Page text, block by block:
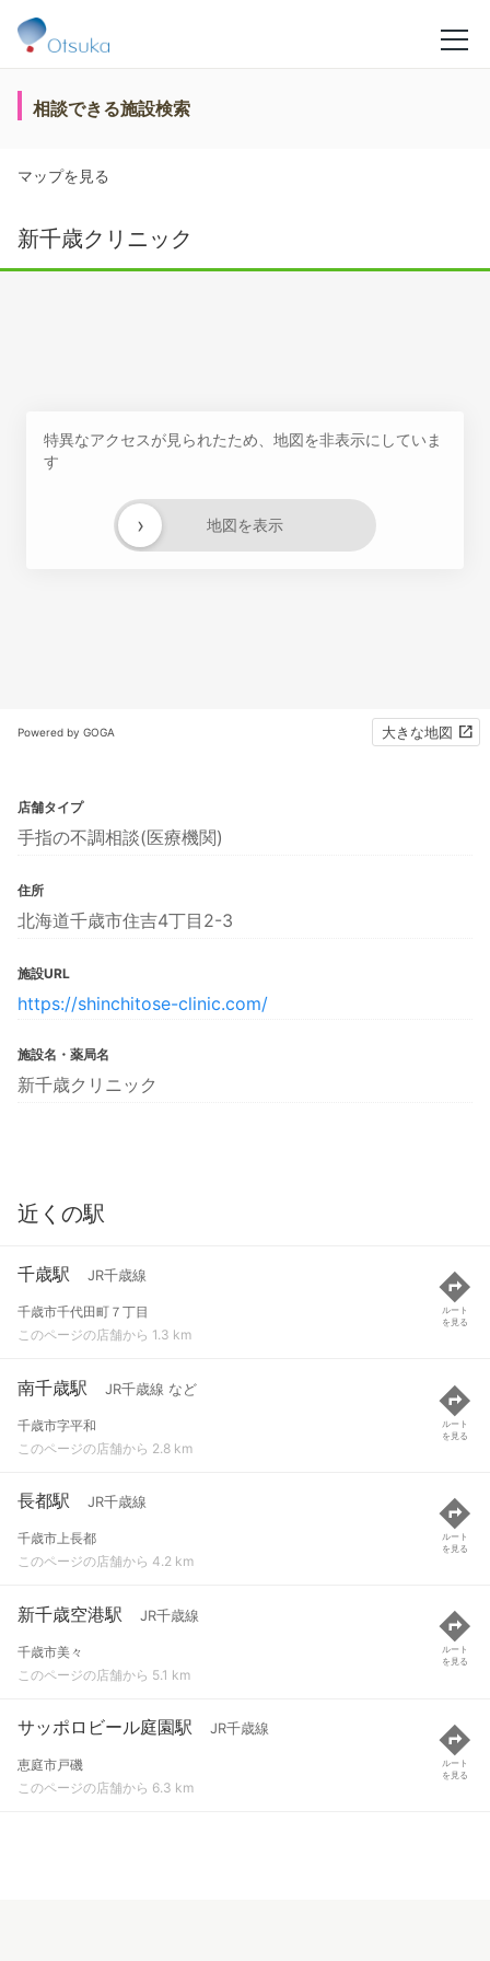
相談できる施設検索
マップを見る
新千歳クリニック
特異なアクセスが見られたため、地図を非表示にしていま
す
地図を表示
›
Powered by GOGA 大きな地図
店舗タイプ
手指の不調相談(医療機関)
住所
北海道千歳市住吉4丁目2-3
施設URL
https://shinchitose-clinic.com/
施設名・薬局名
新千歳クリニック
近くの駅
千歳駅 JR千歳線
千歳市千代田町７丁目
このページの店舗から 1.3 km
ルート
を見る
南千歳駅 JR千歳線 など
千歳市字平和
このページの店舗から 2.8 km
ルート
を見る
長都駅 JR千歳線
千歳市上長都
このページの店舗から 4.2 km
ルート
を見る
新千歳空港駅 JR千歳線
千歳市美々
このページの店舗から 5.1 km
ルート
を見る
サッポロビール庭園駅 JR千歳線
恵庭市戸磯
このページの店舗から 6.3 km
ルート
を見る